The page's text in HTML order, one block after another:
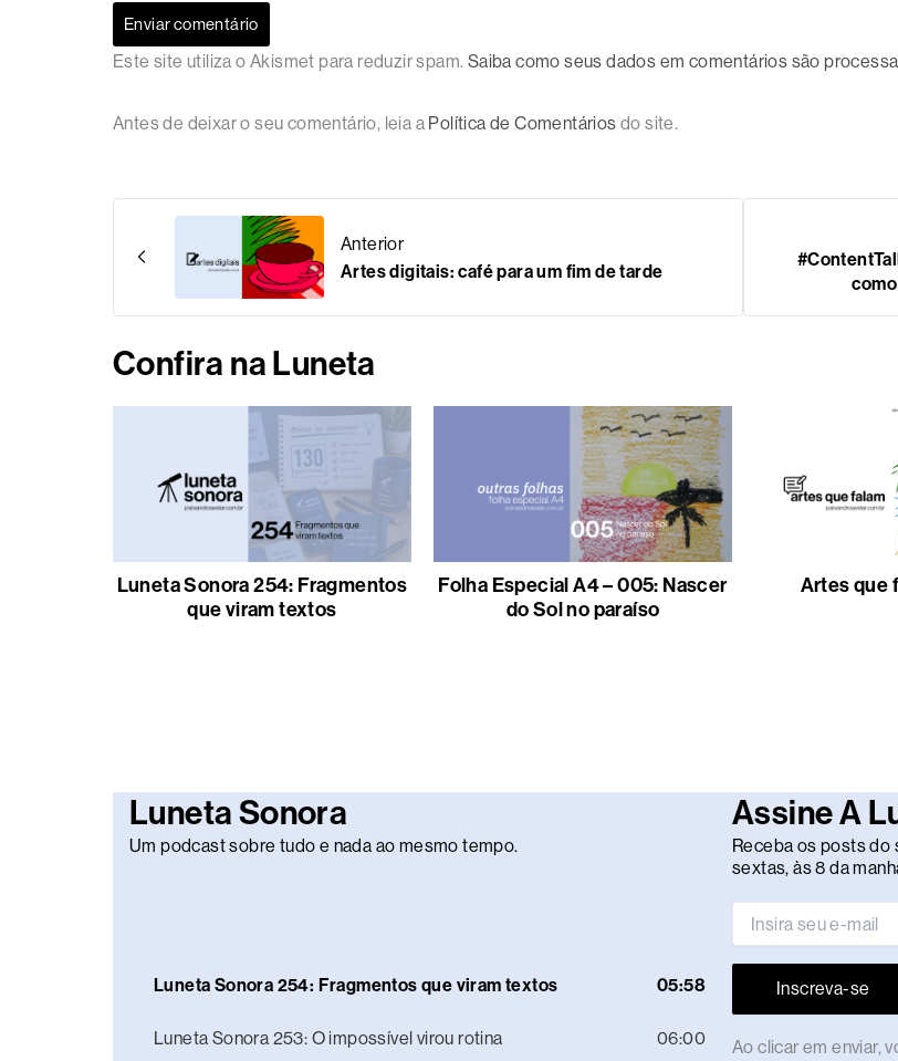
Este site utiliza o Akismet para reduzir spam. Saiba como seus dados em comentários são
Antes de deixar o seu comentário, leia a Política de Comentários do site.
Anterior
Artes digitais: café para um fim de tarde
Confira na Luneta
Luneta Sonora 254: Fragmentos
que viram textos
Folha Especial A4 – 005: Nascer
do Sol no paraíso
Artes que
Luneta Sonora
Um podcast sobre tudo e nada ao mesmo tempo.
Luneta Sonora 254: Fragmentos que viram textos 05:58
Luneta Sonora 253: O impossível virou rotina 06:00
Assine A
Receba os posts do
sextas, às 8 da
Inscreva-se
Ao clicar em enviar,